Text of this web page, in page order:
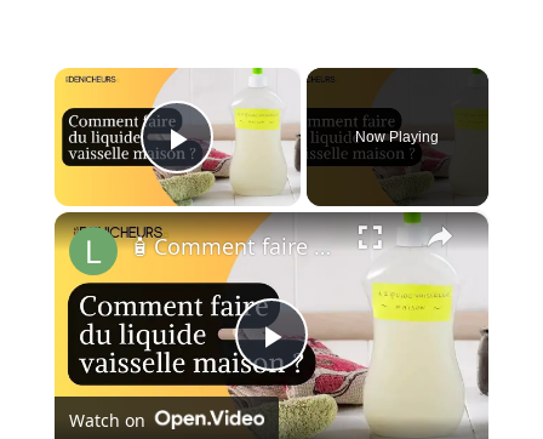
Play Video
Now Playing
×
Play
🧴 Comment faire du liquide vaisselle à la maison ?🏠
Watch on